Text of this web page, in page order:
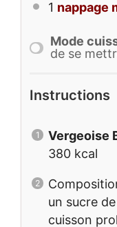
1 nappage
Mode
de se
Instructions
Vergeoise
380 kcal
un sucre
cuisson